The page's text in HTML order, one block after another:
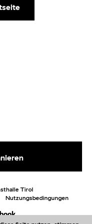
Tirol
Nutzungsbedingungen